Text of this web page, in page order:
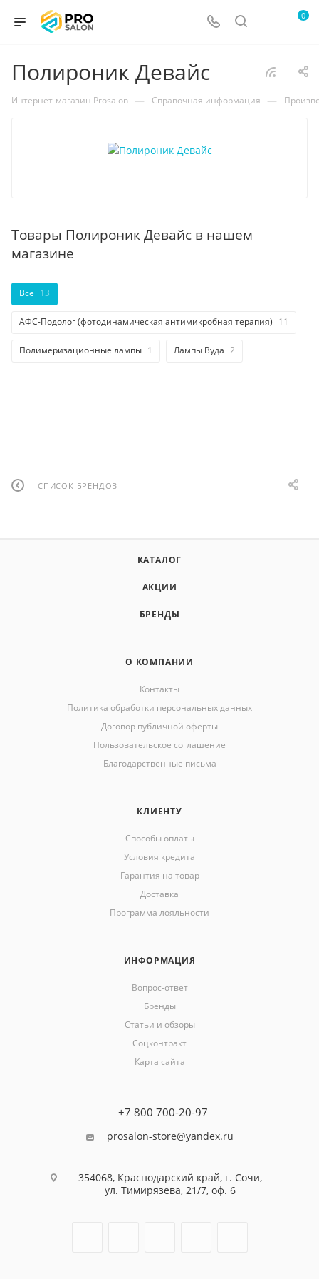
0
Полироник Девайс
Интернет-магазин Prosalon — Справочная информация —
Товары Полироник Девайс в нашем
магазине
Все 13
АФС-Подолог (фотодинамическая антимикробная терапия) 11
Полимеризационные лампы 1 Лампы Вуда 2
СПИСОК БРЕНДОВ
КАТАЛОГ
АКЦИИ
БРЕНДЫ
О КОМПАНИИ
Контакты
Политика обработки персональных данных
Договор публичной оферты
Пользовательское соглашение
Благодарственные письма
КЛИЕНТУ
Способы оплаты
Условия кредита
Гарантия на товар
Доставка
Программа лояльности
ИНФОРМАЦИЯ
Вопрос-ответ
Бренды
Статьи и обзоры
Соцконтракт
Карта сайта
+7 800 700-20-97
prosalon-store@yandex.ru
354068, Краснодарский край, г. Сочи,
ул. Тимирязева, 21/7, оф. 6